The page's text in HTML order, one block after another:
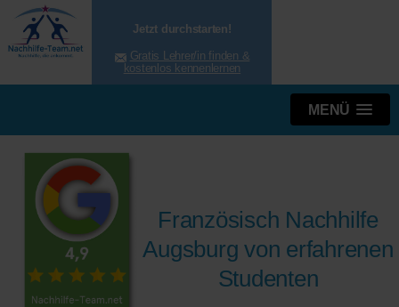
Jetzt durchstarten!
Gratis Lehrer/in finden &
kostenlos kennenlernen
MENÜ
Französisch Nachhilfe
Augsburg von erfahrenen
Studenten